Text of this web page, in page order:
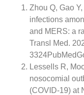
Zhou Q, Gao
infections
and MERS: a
Transl Med.
Lessells R,
nosocomial
(COVID-19) at